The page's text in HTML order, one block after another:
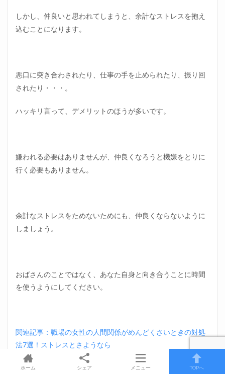
しかし、仲良いと思われてしまうと、余計なストレスを抱え
込むことになります。
悪口に突き合わされたり、仕事の手を止められたり、振り回
されたり・・・。
ハッキリ言って、デメリットのほうが多いです。
嫌われる必要はありませんが、仲良くなろうと機嫌をとりに
行く必要もありません。
余計なストレスをためないためにも、仲良くならないように
しましょう。
おばさんのことではなく、あなた自身と向き合うことに時間
を使うようにしてください。
関連記事：職場の女性の人間関係がめんどくさいときの対処
法7選！ストレスとさようなら
関連記事：職場で泣く女はうざい！？会社で思わず泣いてし
ホーム シェア メニュー TOPへ